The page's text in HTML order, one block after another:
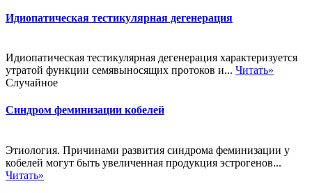
Идиопатическая тестикулярная дегенерация
Идиопатическая тестикулярная дегенерация характеризуется
утратой функции семявыносящих протоков и... Читать»
Случайное
Синдром феминизации кобелей
Этиология. Причинами развития синдрома феминизации у
кобелей могут быть увеличенная продукция эстрогенов...
Читать»